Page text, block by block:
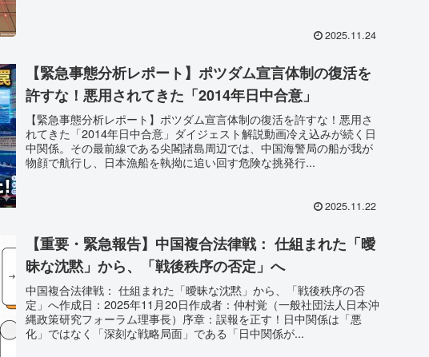
2025.11.24
【緊急事態分析レポート】ポツダム宣言体制の復活を
許すな！悪用されてきた「2014年日中合意」
【緊急事態分析レポート】ポツダム宣言体制の復活を許すな！悪用さ
れてきた「2014年日中合意」ダイジェスト解説動画冷え込みが続く日
中関係。その最前線である尖閣諸島周辺では、中国海警局の船が我が
物顔で航行し、日本漁船を執拗に追い回す危険な挑発行...
2025.11.22
【重要・緊急報告】中国複合法律戦： 仕組まれた「曖
昧な沈黙」から、「戦後秩序の否定」へ
中国複合法律戦： 仕組まれた「曖昧な沈黙」から、「戦後秩序の否
定」へ作成日：2025年11月20日作成者：仲村覚（一般社団法人日本沖
縄政策研究フォーラム理事長）序章：誤報を正す！日中関係は「悪
化」ではなく「深刻な戦略局面」である「日中関係が...